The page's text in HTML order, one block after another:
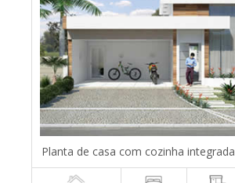
Planta de casa com cozinha integrada